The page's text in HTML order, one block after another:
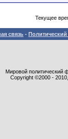
Текущее
связь -
Мировой политический
Copyright ©2000 -